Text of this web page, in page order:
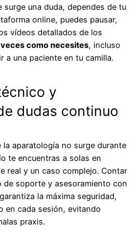
surge una duda, dependes de tu
online, puedes pausar,
vídeos detallados de los
como necesites, incluso
a una paciente en tu camilla.
y
dudas continuo
la aparatología no surge durante
te encuentras a solas en
real y un caso complejo. Contar
de soporte y asesoramiento con
la máxima seguridad,
en cada sesión, evitando
praxis.